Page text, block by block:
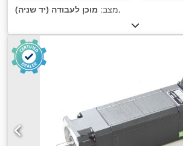
מצב: מוכן לעבודה (יד שניה) ,